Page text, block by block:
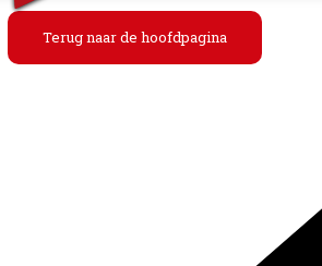
Terug naar de hoofdpagina